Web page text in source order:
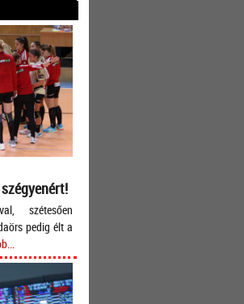
szétesően
pedig élt a